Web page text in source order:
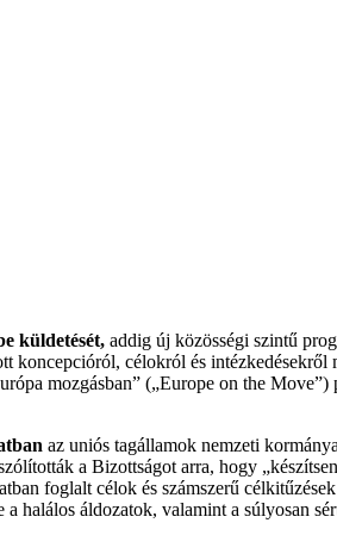
küldetését, addig új közösségi szintű
célokról és
mozgásban” („Europe on the
az uniós tagállamok nemzeti
a Bizottságot arra, hogy
foglalt célok és számszerű
áldozatok, valamint a súlyosan